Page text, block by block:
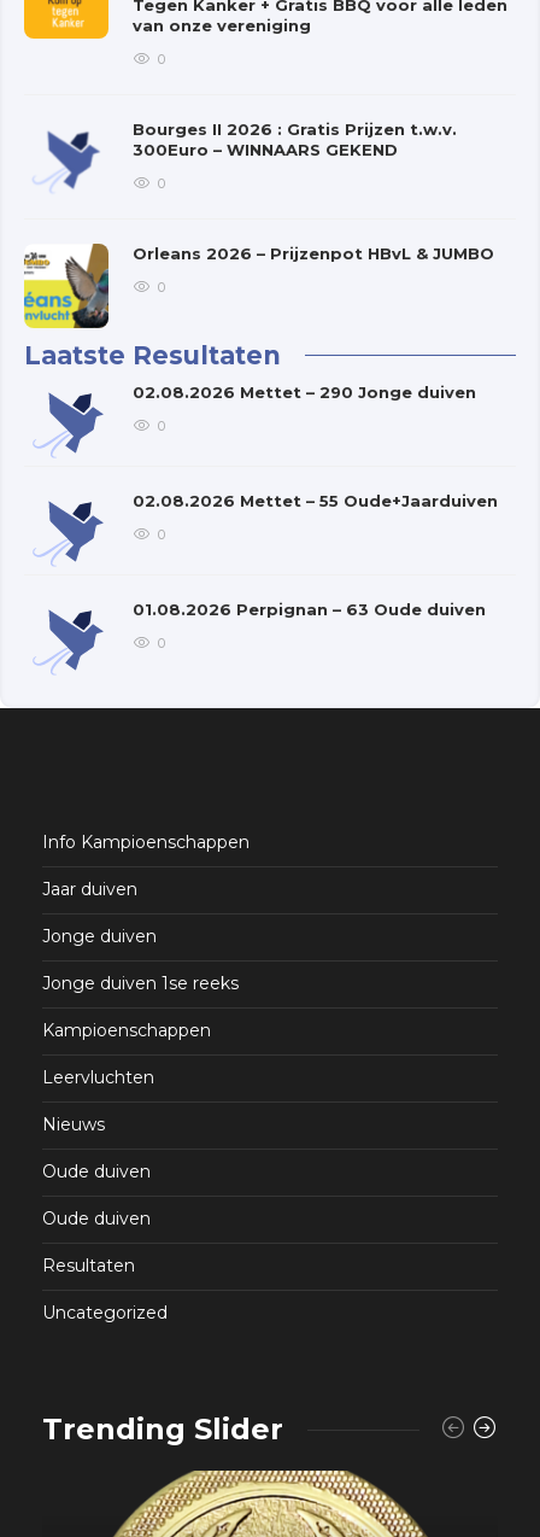
Tegen Kanker + Gratis BBQ voor alle leden
van onze vereniging
0
Bourges II 2026 : Gratis Prijzen t.w.v.
300Euro – WINNAARS GEKEND
0
Orleans 2026 – Prijzenpot HBvL & JUMBO
0
Laatste Resultaten
02.08.2026 Mettet – 290 Jonge duiven
0
02.08.2026 Mettet – 55 Oude+Jaarduiven
0
01.08.2026 Perpignan – 63 Oude duiven
0
Info Kampioenschappen
Jaar duiven
Jonge duiven
Jonge duiven 1se reeks
Kampioenschappen
Leervluchten
Nieuws
Oude duiven
Oude duiven
Resultaten
Uncategorized
Trending Slider